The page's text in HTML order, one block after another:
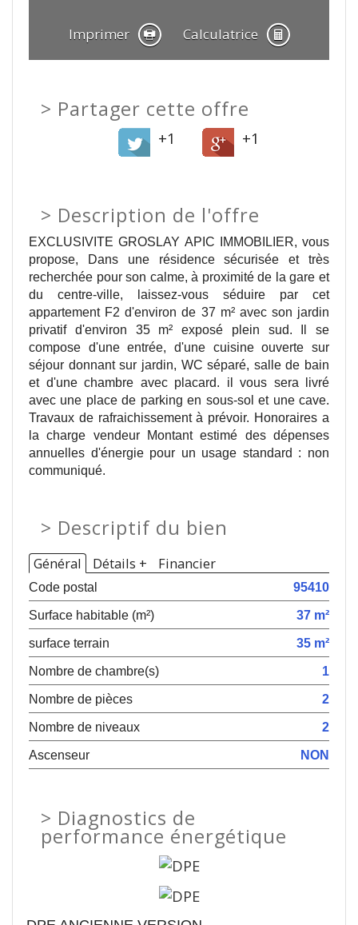
Imprimer Calculatrice
Partager cette offre
+1 +1
> Description de l'offre
EXCLUSIVITE GROSLAY APIC IMMOBILIER, vous
propose, Dans une résidence sécurisée et très
recherchée pour son calme, à proximité de la gare et
du centre-ville, laissez-vous séduire par cet
appartement F2 d'environ de 37 m² avec son jardin
privatif d'environ 35 m² exposé plein sud. Il se
compose d'une entrée, d'une cuisine ouverte sur
séjour donnant sur jardin, WC séparé, salle de bain
et d'une chambre avec placard. il vous sera livré
avec une place de parking en sous-sol et une cave.
Travaux de rafraichissement à prévoir. Honoraires a
la charge vendeur Montant estimé des dépenses
annuelles d'énergie pour un usage standard : non
communiqué.
> Descriptif du bien
Général Détails + Financier
Code postal
95410
Surface habitable (m²)
37 m²
surface terrain
35 m²
Nombre de chambre(s)
1
Nombre de pièces
2
Nombre de niveaux
2
Ascenseur
NON
> Diagnostics de
performance énergétique